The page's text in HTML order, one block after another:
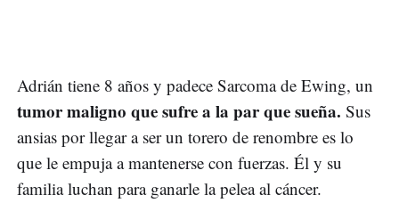
Adrián tiene 8 años y padece Sarcoma de Ewing, un
tumor maligno que sufre a la par que sueña. Sus
ansias por llegar a ser un torero de renombre es lo
que le empuja a mantenerse con fuerzas. Él y su
familia luchan para ganarle la pelea al cáncer.